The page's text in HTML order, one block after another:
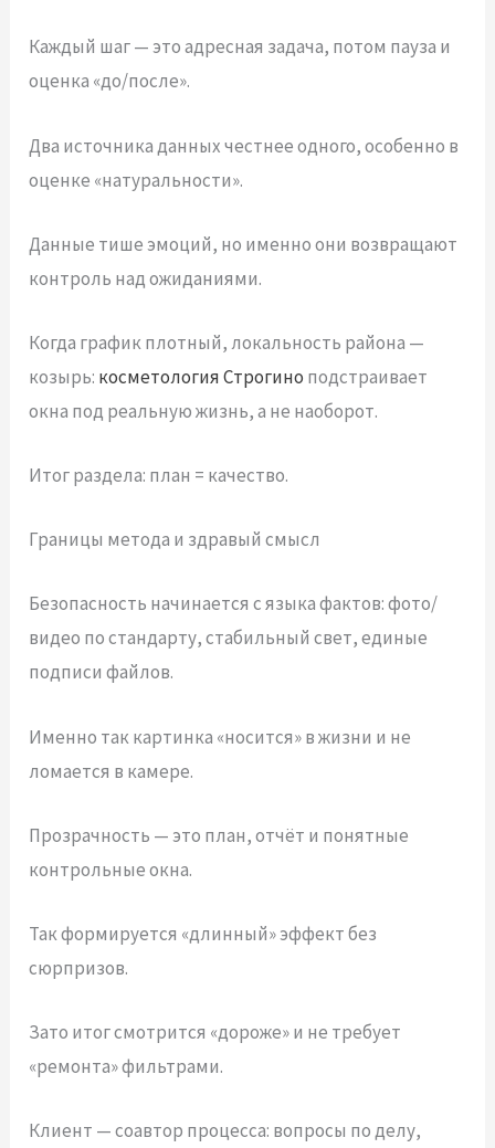
Каждый шаг — это адресная задача, потом пауза и
оценка «до/после».
Два источника данных честнее одного, особенно в
оценке «натуральности».
Данные тише эмоций, но именно они возвращают
контроль над ожиданиями.
Когда график плотный, локальность района —
козырь: косметология Строгино подстраивает
окна под реальную жизнь, а не наоборот.
Итог раздела: план = качество.
Границы метода и здравый смысл
Безопасность начинается с языка фактов: фото/
видео по стандарту, стабильный свет, единые
подписи файлов.
Именно так картинка «носится» в жизни и не
ломается в камере.
Прозрачность — это план, отчёт и понятные
контрольные окна.
Так формируется «длинный» эффект без
сюрпризов.
Зато итог смотрится «дороже» и не требует
«ремонта» фильтрами.
Клиент — соавтор процесса: вопросы по делу,